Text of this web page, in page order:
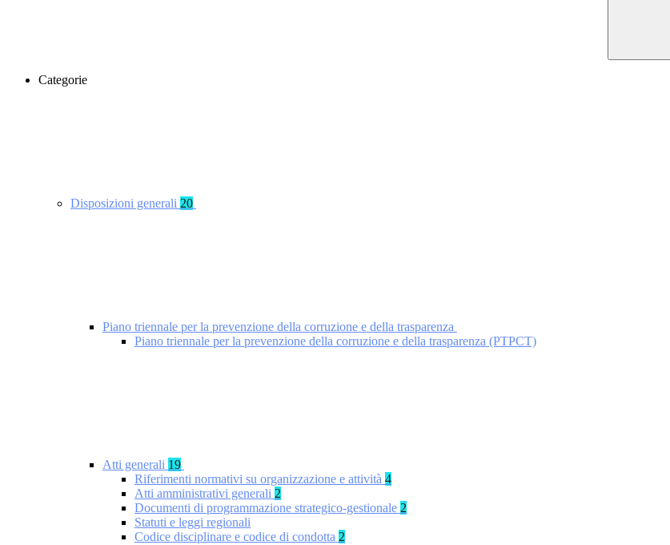
Categorie
Disposizioni generali 20
Piano triennale per la prevenzione della corruzione e della trasparenza
Piano triennale per la prevenzione della corruzione e della trasparenza (PTPCT)
Atti generali 19
Riferimenti normativi su organizzazione e attività 4
Atti amministrativi generali 2
Documenti di programmazione strategico-gestionale 2
Statuti e leggi regionali
Codice disciplinare e codice di condotta 2